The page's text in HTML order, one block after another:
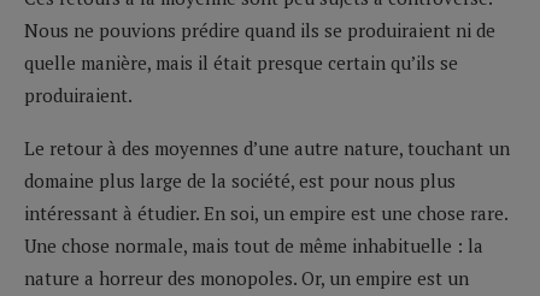
Nous ne pouvions prédire quand ils se produiraient ni de
quelle manière, mais il était presque certain qu’ils se
produiraient.
Le retour à des moyennes d’une autre nature, touchant un
domaine plus large de la société, est pour nous plus
intéressant à étudier. En soi, un empire est une chose rare.
Une chose normale, mais tout de même inhabituelle : la
nature a horreur des monopoles. Or, un empire est un